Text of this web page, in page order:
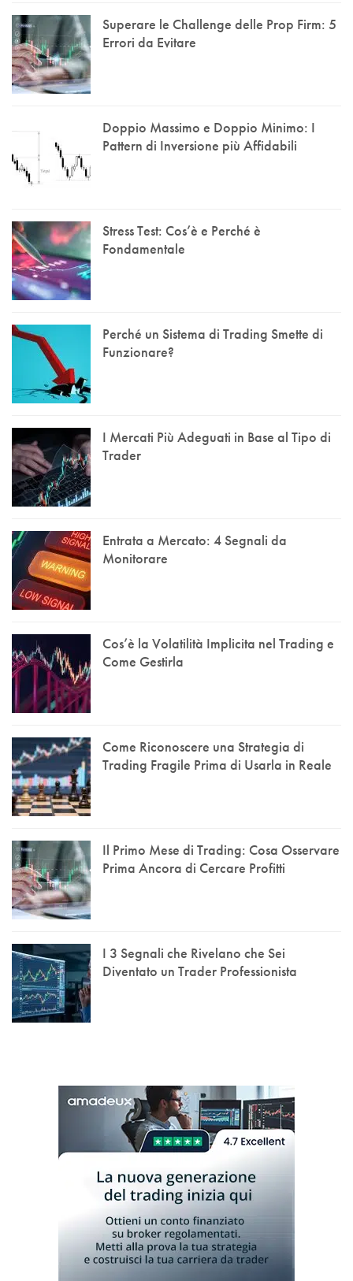
Superare le Challenge delle Prop Firm: 5
Errori da Evitare
Doppio Massimo e Doppio Minimo: I
Pattern di Inversione più Affidabili
Stress Test: Cos’è e Perché è
Fondamentale
Perché un Sistema di Trading Smette di
Funzionare?
I Mercati Più Adeguati in Base al Tipo di
Trader
Entrata a Mercato: 4 Segnali da
Monitorare
Cos’è la Volatilità Implicita nel Trading e
Come Gestirla
Come Riconoscere una Strategia di
Trading Fragile Prima di Usarla in Reale
Il Primo Mese di Trading: Cosa Osservare
Prima Ancora di Cercare Profitti
I 3 Segnali che Rivelano che Sei
Diventato un Trader Professionista